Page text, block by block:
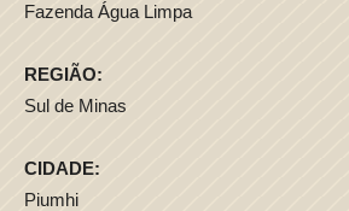
Fazenda Água Limpa
REGIÃO:
Sul de Minas
CIDADE:
Piumhi